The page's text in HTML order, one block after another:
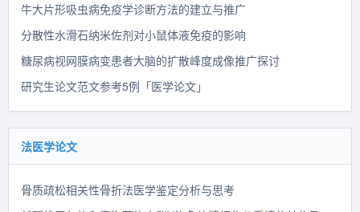
牛大片形吸虫病免疫学诊断方法的建立与推广
分散性水滑石纳米佐剂对小鼠体液免疫的影响
糖尿病视网膜病变患者大脑的扩散峰度成像推广探讨
研究生论文范文参考5例「医学论文」
法医学论文
骨质疏松相关性骨折法医学鉴定分析与思考